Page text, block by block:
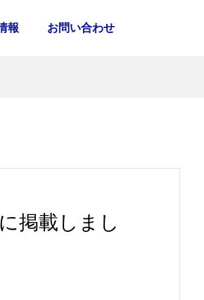
報 お問い合わせ
掲載しまし